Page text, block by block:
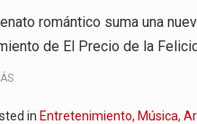
Espriella aseguró que
de la Espriella,…
su Gobierno con uno de…
romántico suma una
de El Precio de la
in Entretenimiento, Música,